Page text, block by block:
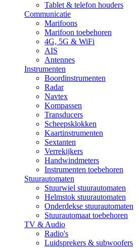
Tablet & telefon houders
Communicatie
Marifoons
Marifoon toebehoren
4G, 5G & WiFi
AIS
Antennes
Instrumenten
Boordinstrumenten
Radar
Navtex
Kompassen
Transducers
Scheepsklokken
Kaartinstrumenten
Sextanten
Verrekijkers
Handwindmeters
Instrumenten toebehoren
Stuurautomaten
Stuurwiel stuurautomaten
Helmstok stuurautomaten
Onderdekse stuurautomaten
Stuurautomaat toebehoren
TV & Audio
Radio's
Luidsprekers & subwoofers